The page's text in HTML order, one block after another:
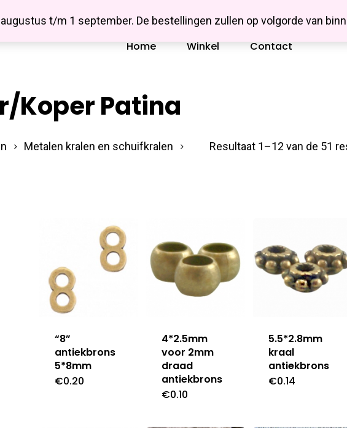
t/m 1 september. De bestellingen zullen op volgorde van
Missbluesieraden
Home
Winkel Contact
koper Patina
Resultaat 1–12 van de 51
Metalen kralen en schuifkralen
“8”
antiekbrons
5*8mm
€0.20
4*2.5mm
voor 2mm
draad
antiekbrons
€0.10
5.5*2.8mm
kraal
antiekbrons
€0.14